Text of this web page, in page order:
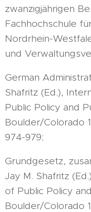
zwanzigjährigen
Fachhochschule
Nordrhein-
und
German
Shafritz (Ed.),
Public Policy and
Boulder/Colorado
974-979;
Grundgesetz,
Jay M. Shafritz
of Public Policy
Boulder/Colorado